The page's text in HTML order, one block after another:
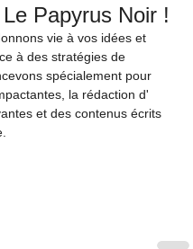
Papyrus Noir !
vie à vos idées et
à des stratégies de
spécialement pour
la rédaction d'
et des contenus écrits